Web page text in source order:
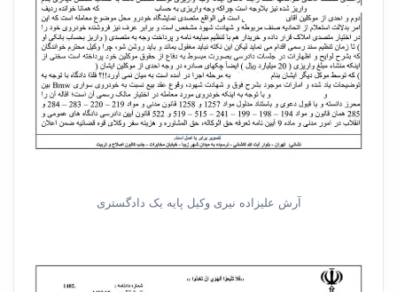
آرش علیزاده نیری وکیل پایه یک دادگستری